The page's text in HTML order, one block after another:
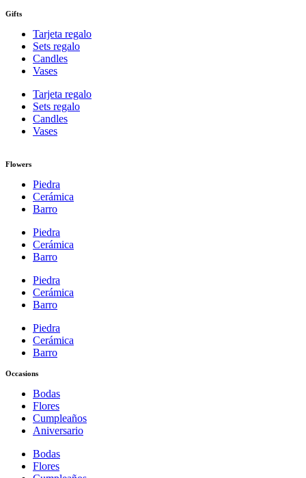
Gifts
Tarjeta regalo
Sets regalo
Candles
Vases
Tarjeta regalo
Sets regalo
Candles
Vases
Flowers
Piedra
Cerámica
Barro
Piedra
Cerámica
Barro
Piedra
Cerámica
Barro
Piedra
Cerámica
Barro
Occasions
Bodas
Flores
Cumpleaños
Aniversario
Bodas
Flores